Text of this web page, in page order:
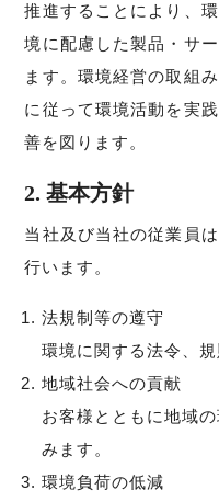
推進することにより、
境に配慮した製品・サ
ます。環境経営の取組
に従って環境活動を実
善を図ります。
2. 基本方針
当社及び当社の従業員
行います。
法規制等の遵守
環境に関する法令、
地域社会への貢献
お客様とともに地域
みます。
環境負荷の低減